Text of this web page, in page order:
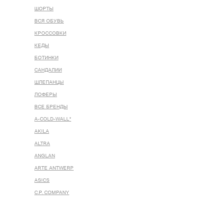
ШОРТЫ
ВСЯ ОБУВЬ
КРОССОВКИ
КЕДЫ
БОТИНКИ
САНДАЛИИ
ШЛЕПАНЦЫ
ЛОФЕРЫ
ВСЕ БРЕНДЫ
A-COLD-WALL*
AKILA
ALTRA
ANGLAN
ARTE ANTWERP
ASICS
C.P. COMPANY